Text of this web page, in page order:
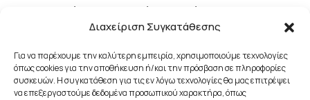
Διαχείριση Συγκατάθεσης
Για να παρέχουμε την καλύτερη εμπειρία, χρησιμοποιούμε τεχνολογίες
όπως cookies για την αποθήκευση ή/και την πρόσβαση σε πληροφορίες
συσκευών. Η συγκατάθεση για τις εν λόγω τεχνολογίες θα μας επιτρέψει
να επεξεργαστούμε δεδομένα προσωπικού χαρακτήρα, όπως
διεπιστημονική προσέγγιση στον ψηφιακό σου
οικοσύστημα. Δουλεύοντας με guest posts σε έγκυρα
sites, επεκτείνοντας την παρουσία σου σε resource
pages και αξιοποιώντας συστηματικά το broken link